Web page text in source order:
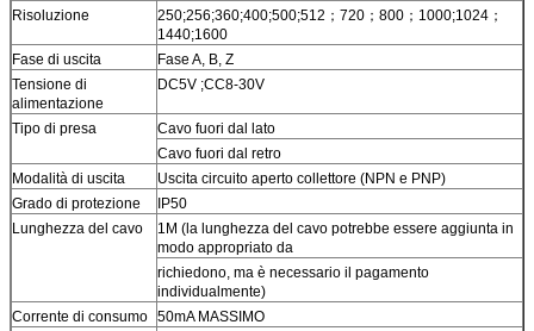
Risoluzione
250;256;360;400;500;512；720；800；1000;1024；
1440;1600
Fase di uscita
Fase A, B, Z
Tensione di
alimentazione
DC5V ;CC8-30V
Tipo di presa
Cavo fuori dal lato
Cavo fuori dal retro
Modalità di uscita
Uscita circuito aperto collettore (NPN e PNP)
Grado di protezione
IP50
Lunghezza del cavo
1M (la lunghezza del cavo potrebbe essere aggiunta in
modo appropriato da
richiedono, ma è necessario il pagamento
individualmente)
Corrente di consumo 50mA MASSIMO